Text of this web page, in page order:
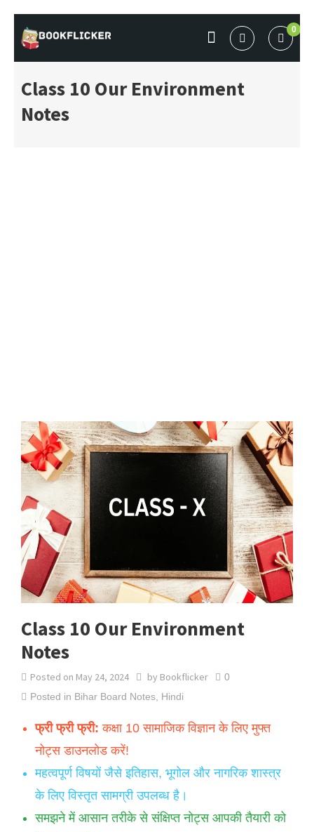
to
content
BOOKFLICKER NOTES
Gateway To Future
0
Class 10 Our Environment
Notes
Class 10 Our Environment
Notes
Posted on May 24, 2024 by Bookflicker
0
Posted in Bihar Board Notes Hindi
फ्री फ्री फ्री: कक्षा 10 सामाजिक विज्ञान के लिए मुफ्त
नोट्स डाउनलोड करें!
महत्वपूर्ण विषयों जैसे इतिहास, भूगोल और नागरिक शास्त्र
के लिए विस्तृत सामग्री उपलब्ध है।
समझने में आसान तरीके से संक्षिप्त नोट्स आपकी तैयारी को